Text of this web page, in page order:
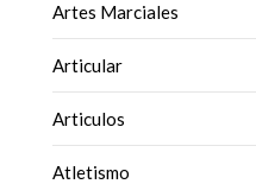
Artes Marciales
Articular
Articulos
Atletismo